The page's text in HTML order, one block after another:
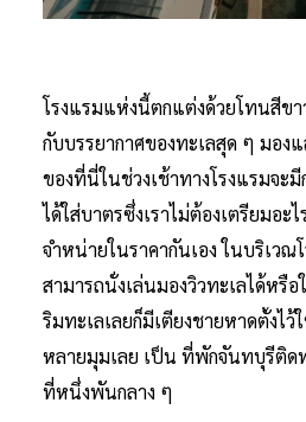
โรงแรมแห่งนี้ตกแต่งด้วยโทนสีข
กับบรรยากาศของทะเลสุด ๆ มอง
ของที่นี่ในช่วงเช้าทางโรงแรมจะ
ได้ใส่บาตรซึ่งเราไม่ต้องเตรียมอะ
จำหน่ายในราคากันเอง ในบริเวณ
สามารถนั่งเล่นมองวิวทะเลได้หรือ
ริมทะเลเลยก็มีเตียงชายหาดตั้งไว้
หลายมุมเลย เป็น ที่พักจันทบุรีติดท
ที่หนึ่งพันกลาง ๆ